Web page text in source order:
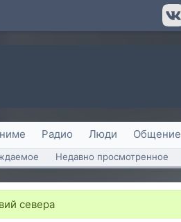
Радио Люди Общение
Недавно просмотренное
севера